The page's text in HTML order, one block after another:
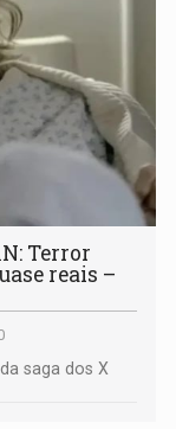
Terror
reais –
saga dos X